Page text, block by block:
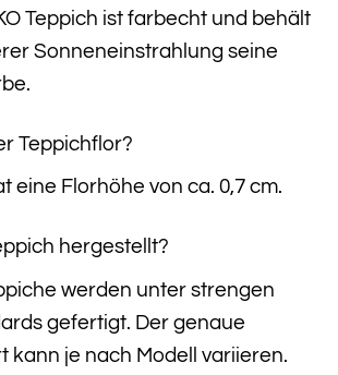
Teppich ist farbecht und behält
Sonneneinstrahlung seine
Teppichflor?
eine Florhöhe von ca. 0,7 cm.
hergestellt?
werden unter strengen
gefertigt. Der genaue
kann je nach Modell variieren.